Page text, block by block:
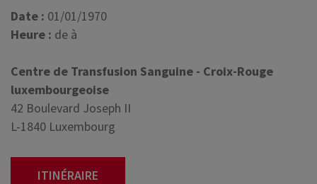
Date : 01/01/1970
Heure : de à
Centre de Transfusion Sanguine - Croix-Rouge
luxembourgeoise
42 Boulevard Joseph II
L-1840 Luxembourg
ITINÉRAIRE